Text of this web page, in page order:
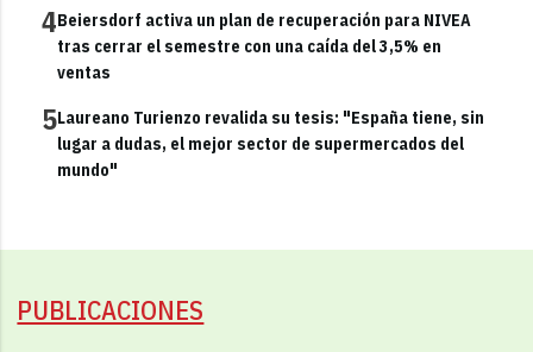
4Beiersdorf activa un plan de recuperación para NIVEA
tras cerrar el semestre con una caída del 3,5% en
ventas
5Laureano Turienzo revalida su tesis: "España tiene, sin
lugar a dudas, el mejor sector de supermercados del
mundo"
PUBLICACIONES